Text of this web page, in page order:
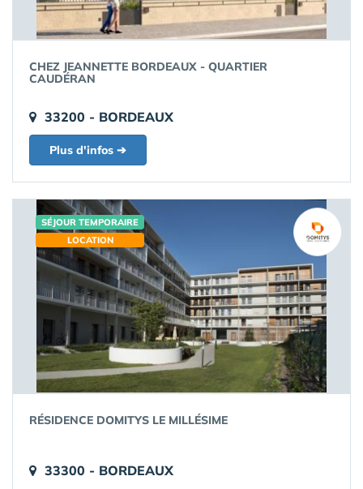
CHEZ JEANNETTE BORDEAUX - QUARTIER
CAUDÉRAN
33200 - BORDEAUX
Plus d'infos ➔
SÉJOUR TEMPORAIRE
LOCATION
RÉSIDENCE DOMITYS LE MILLÉSIME
33300 - BORDEAUX